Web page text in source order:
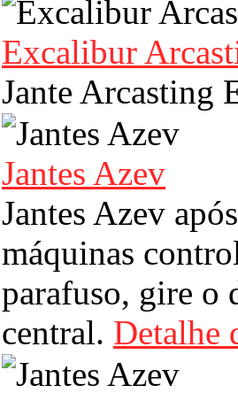
Excalibur
Jante Arcasting
Jantes Azev
Jantes Azev
máquinas
parafuso, gire o
central. Detalhe